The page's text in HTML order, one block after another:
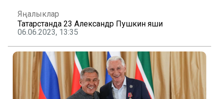
Яңалыклар
Татарстанда 23 Александр Пушкин яши
06.06.2023, 13:35